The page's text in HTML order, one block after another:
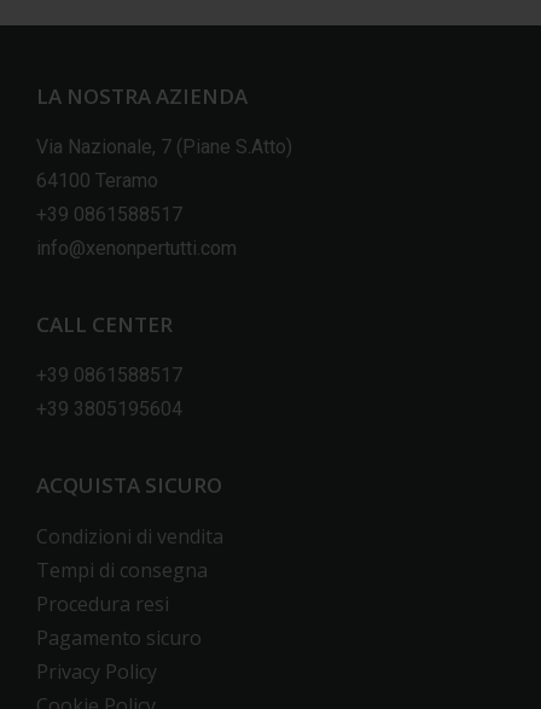
LA NOSTRA AZIENDA
Via Nazionale, 7 (Piane S.Atto)
64100 Teramo
+39 0861588517
info@xenonpertutti.com
CALL CENTER
+39 0861588517
+39 3805195604
ACQUISTA SICURO
Condizioni di vendita
Tempi di consegna
Procedura resi
Pagamento sicuro
Privacy Policy